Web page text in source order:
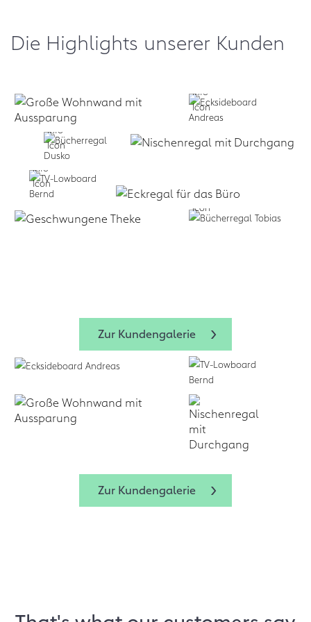
Die Highlights unserer Kunden
Selbst formen:
f+ Service
Business:
Zur Kundengalerie
Zur Kundengalerie